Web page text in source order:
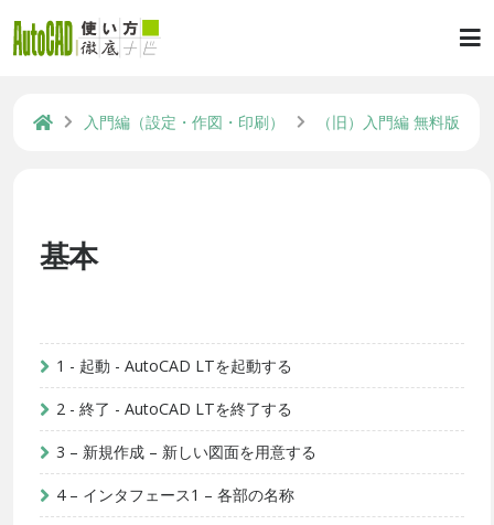
入門編（設定・作図・印刷） （旧）入門編 無料版
基本
1 - 起動 - AutoCAD LTを起動する
2 - 終了 - AutoCAD LTを終了する
3 – 新規作成 – 新しい図面を用意する
4 – インタフェース1 – 各部の名称